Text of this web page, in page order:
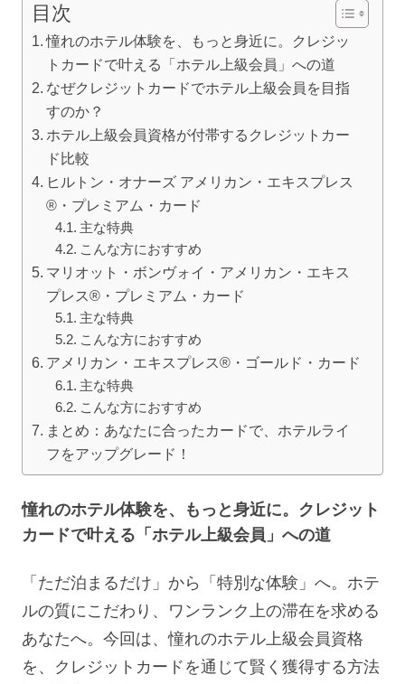
目次
憧れのホテル体験を、もっと身近に。クレジッ
トカードで叶える「ホテル上級会員」への道
なぜクレジットカードでホテル上級会員を目指
すのか？
ホテル上級会員資格が付帯するクレジットカー
ド比較
ヒルトン・オナーズ アメリカン・エキスプレス
®・プレミアム・カード
主な特典
こんな方におすすめ
マリオット・ボンヴォイ・アメリカン・エキス
プレス®・プレミアム・カード
主な特典
こんな方におすすめ
アメリカン・エキスプレス®・ゴールド・カード
主な特典
こんな方におすすめ
まとめ：あなたに合ったカードで、ホテルライ
フをアップグレード！
憧れのホテル体験を、もっと身近に。クレジット
カードで叶える「ホテル上級会員」への道
「ただ泊まるだけ」から「特別な体験」へ。ホテ
ルの質にこだわり、ワンランク上の滞在を求める
あなたへ。今回は、憧れのホテル上級会員資格
を、クレジットカードを通じて賢く獲得する方法